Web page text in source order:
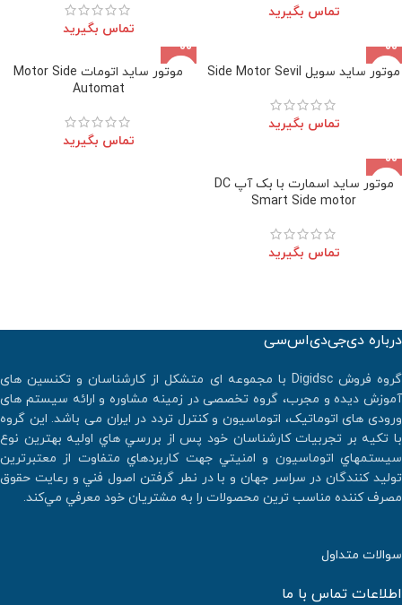
تماس بگیرید
تماس بگیرید
موتور ساید سویل Side Motor Sevil
تماس بگیرید
موتور ساید اتومات Motor Side
Automat
تماس بگیرید
موتور ساید اسمارت با بک آپ DC
Smart Side motor
تماس بگیرید
درباره دی‌جی‌دی‌اس‌سی
گروه فروش Digidsc با مجموعه ای متشکل از کارشناسان و تکنسین های
آموزش دیده و مجرب، گروه تخصصی در زمینه مشاوره و ارائه سیستم های
ورودی های اتوماتیک، اتوماسیون و کنترل تردد در ایران می باشد. اين گروه
با تكيه بر تجربيات كارشناسان خود پس از بررسي هاي اوليه بهترين نوع
سيستمهاي اتوماسيون و امنيتي جهت كاربردهاي متفاوت از معتبرترين
توليد كنندگان در سراسر جهان و با در نطر گرفتن اصول فني و رعايت حقوق
مصرف كننده مناسب ترين محصولات را به مشتريان خود معرفي مي‌كند.
سوالات متداول
اطلاعات تماس با ما